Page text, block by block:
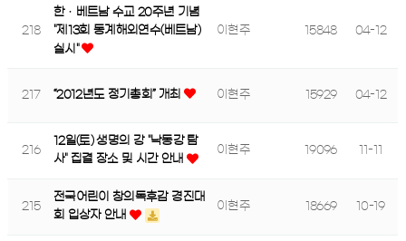
218
한ㆍ베트남 수교 20주년 기념
"제13회 동계해외연수(베트남)
실시"
이현주 15848 04-12
217 “2012년도 정기총회” 개최 이현주 15929 04-12
216
12일(토) 생명의 강 "낙동강 탐
사" 집결 장소 및 시간 안내
이현주 19096 11-11
215
전국어린이 창의독후감 경진대
회 입상자 안내
이현주 18669 10-19